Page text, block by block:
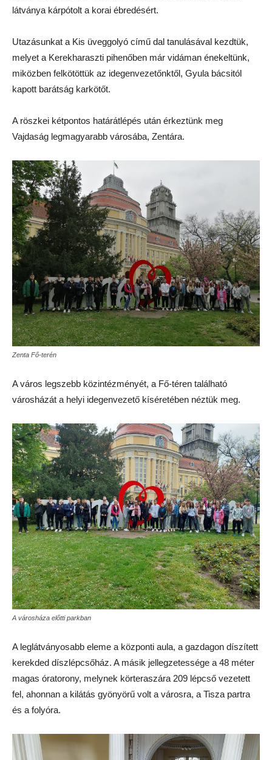
látványa kárpótolt a korai ébredésért.
Utazásunkat a Kis üveggolyó című dal tanulásával kezdtük,
melyet a Kerekharaszti pihenőben már vidáman énekeltünk,
miközben felkötöttük az idegenvezetőnktől, Gyula bácsitól
kapott barátság karkötőt.
A röszkei kétpontos határátlépés után érkeztünk meg
Vajdaság legmagyarabb városába, Zentára.
Zenta Fő-terén
A város legszebb közintézményét, a Fő-téren található
városházát a helyi idegenvezető kíséretében néztük meg.
A városháza előtti parkban
A leglátványosabb eleme a központi aula, a gazdagon díszített
kerekded díszlépcsőház. A másik jellegzetessége a 48 méter
magas óratorony, melynek körteraszára 209 lépcső vezetett
fel, ahonnan a kilátás gyönyörű volt a városra, a Tisza partra
és a folyóra.